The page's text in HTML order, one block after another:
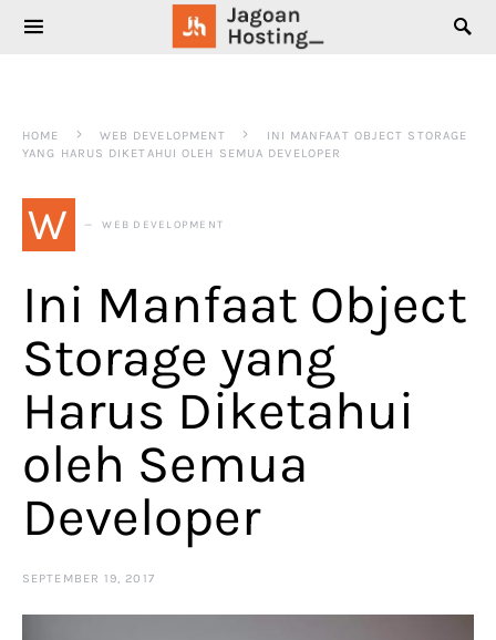
SEARCH FOR:
HOME WEB DEVELOPMENT
INI MANFAAT OBJECT STORAGE
YANG HARUS DIKETAHUI OLEH SEMUA DEVELOPER
W WEB DEVELOPMENT
Ini Manfaat Object
Storage yang
Harus Diketahui
oleh Semua
Developer
SEPTEMBER 19, 2017